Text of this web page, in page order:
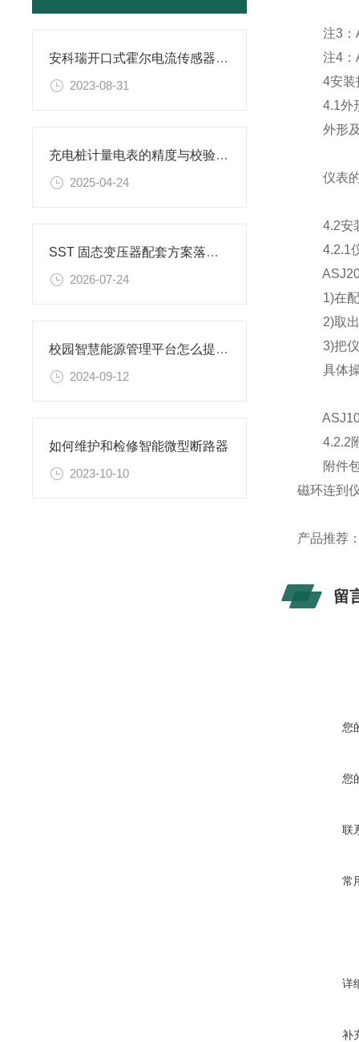
安科瑞开口式霍尔电流传感器助力直流配电改造
2023-08-31
充电桩计量电表的精度与校验方法
2025-04-24
SST 固态变压器配套方案落地！安科瑞弧光 / 测温 / 绝缘监测一站式配齐
2026-07-24
校园智慧能源管理平台怎么提升学校的能源管理水平和节能效果
2024-09-12
如何维护和检修智能微型断路器
2023-10-10
注3：
注4：
4安装
4.1外形
外形及
仪表的
4.2安
4.2.1仪
ASJ20
1)在配
2)取出
3)把仪
具体操
ASJ10
4.2.2附
附件包
磁环连到
产品推荐
留
您
您
联
常
详
补